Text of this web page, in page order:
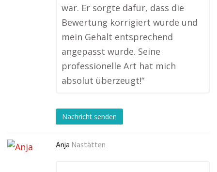
war. Er sorgte dafür, dass die
Bewertung korrigiert wurde und
mein Gehalt entsprechend
angepasst wurde. Seine
professionelle Art hat mich
absolut überzeugt!“
Nachricht senden
Anja Nastätten